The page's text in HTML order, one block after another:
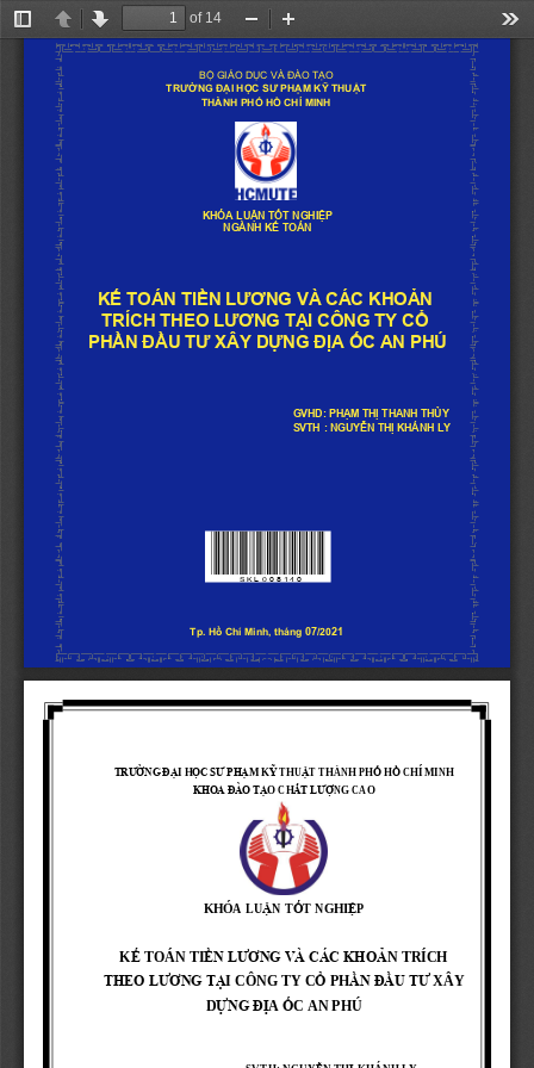
Toggle
Sidebar
PreviousNext
of 14
Zoom
Out
In
BỘ GIÁO DỤC VÀ ĐÀO TẠO
TRƯỜNG ĐẠI HỌC SƯ PHẠM KỸ THUẬT
THÀNH PHỐ HỒ CHÍ MINH
KHÓA LUẬN TỐT NGHIỆP
NGÀNH KẾ TOÁN
Tp. Hồ Chí Minh, tháng 07/2021
KẾ TOÁN TIỀN LƯƠNG VÀ CÁC KHOẢN
TRÍCH THEO LƯƠNG TẠI CÔNG TY CỔ
PHẦN ĐẦU TƯ XÂY DỰNG ĐỊA ỐC AN PHÚ
SK L 0 0 8 1 4 0
GVHD: PHẠM THỊ THANH THỦY
SVTH : NGUYỄN THỊ KHÁNH LY
TRƯỜNG ĐẠI HỌC SƯ PHẠ M KỸ THUẬT THÀNH PHỐ HỒ CHÍ MINH
KHOA ĐÀO TẠO CHẤT LƯỢNG CAO
KHÓA LUẬN TỐT NGHIỆP
KẾ TOÁN TIỀN LƯƠNG VÀ CÁC KHOẢN TRÍCH
THEO LƯƠNG TẠI CÔNG TY CỔ PHẦN ĐẦU TƯ XÂY
DỰNG ĐỊA ỐC AN PHÚ